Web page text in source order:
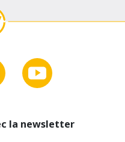
la newsletter